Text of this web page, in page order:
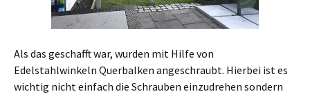
Als das geschafft war, wurden mit Hilfe von
Edelstahlwinkeln Querbalken angeschraubt. Hierbei ist es
wichtig nicht einfach die Schrauben einzudrehen sondern